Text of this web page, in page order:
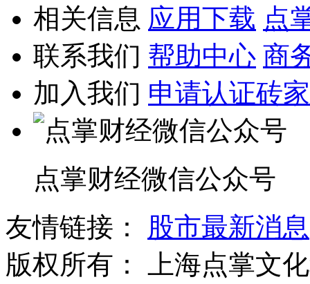
相关信息 应用下载 点
联系我们 帮助中心 商
加入我们 申请认证砖家
点掌财经微信公众号
友情链接：
股市最新消息
版权所有：
上海点掌文